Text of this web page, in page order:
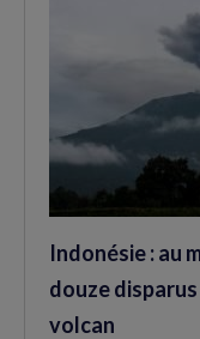
Indonésie : au
douze
volcan